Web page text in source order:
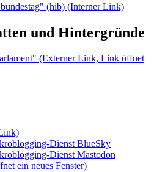
(hib) (Interner Link)
und Hintergründe
(Externer Link, Link öffnet
Dienst BlueSky
Dienst Mastodon
ein neues Fenster)